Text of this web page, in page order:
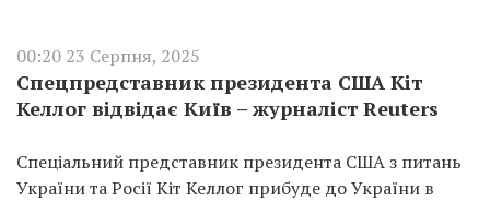
00:20 23 Серпня, 2025
Спецпредставник президента США Кіт
Келлог відвідає Київ – журналіст Reuters
Спеціальний представник президента США з питань
України та Росії Кіт Келлог прибуде до України в